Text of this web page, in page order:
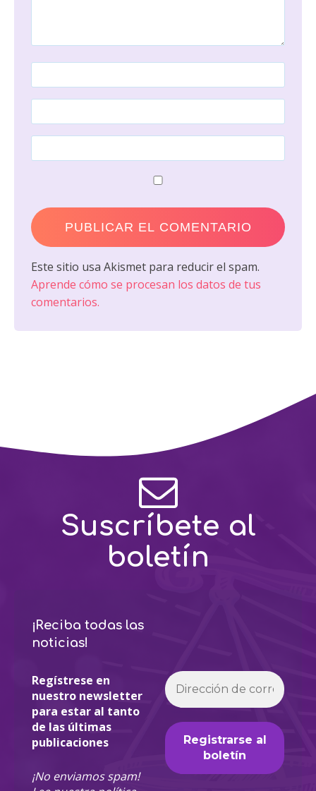
Este sitio usa Akismet para reducir el spam.
Aprende cómo se procesan los datos de tus
comentarios.
Suscríbete al
boletín
¡Reciba todas las
noticias!
Regístrese en
nuestro newsletter
para estar al tanto
de las últimas
publicaciones
¡No enviamos spam!